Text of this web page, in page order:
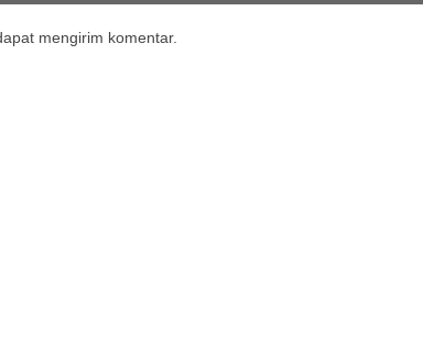
mengirim komentar.